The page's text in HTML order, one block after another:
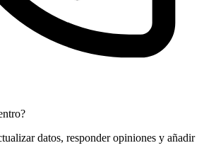
datos, responder opiniones y añadir